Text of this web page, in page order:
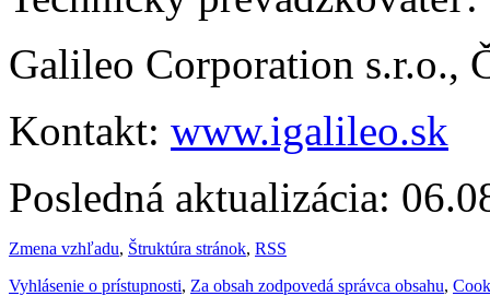
Galileo Corporation s.r.o.,
Kontakt: www.igalileo.sk
Posledná aktualizácia:
Zmena vzhľadu, Štruktúra stránok, RSS
Vyhlásenie o prístupnosti, Za obsah zodpovedá správca obsahu,